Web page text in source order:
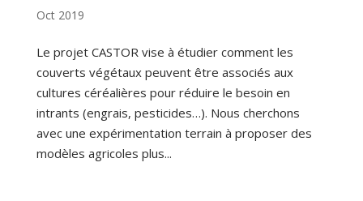
Oct 2019
Le projet CASTOR vise à étudier comment les
couverts végétaux peuvent être associés aux
cultures céréalières pour réduire le besoin en
intrants (engrais, pesticides…). Nous cherchons
avec une expérimentation terrain à proposer des
modèles agricoles plus...